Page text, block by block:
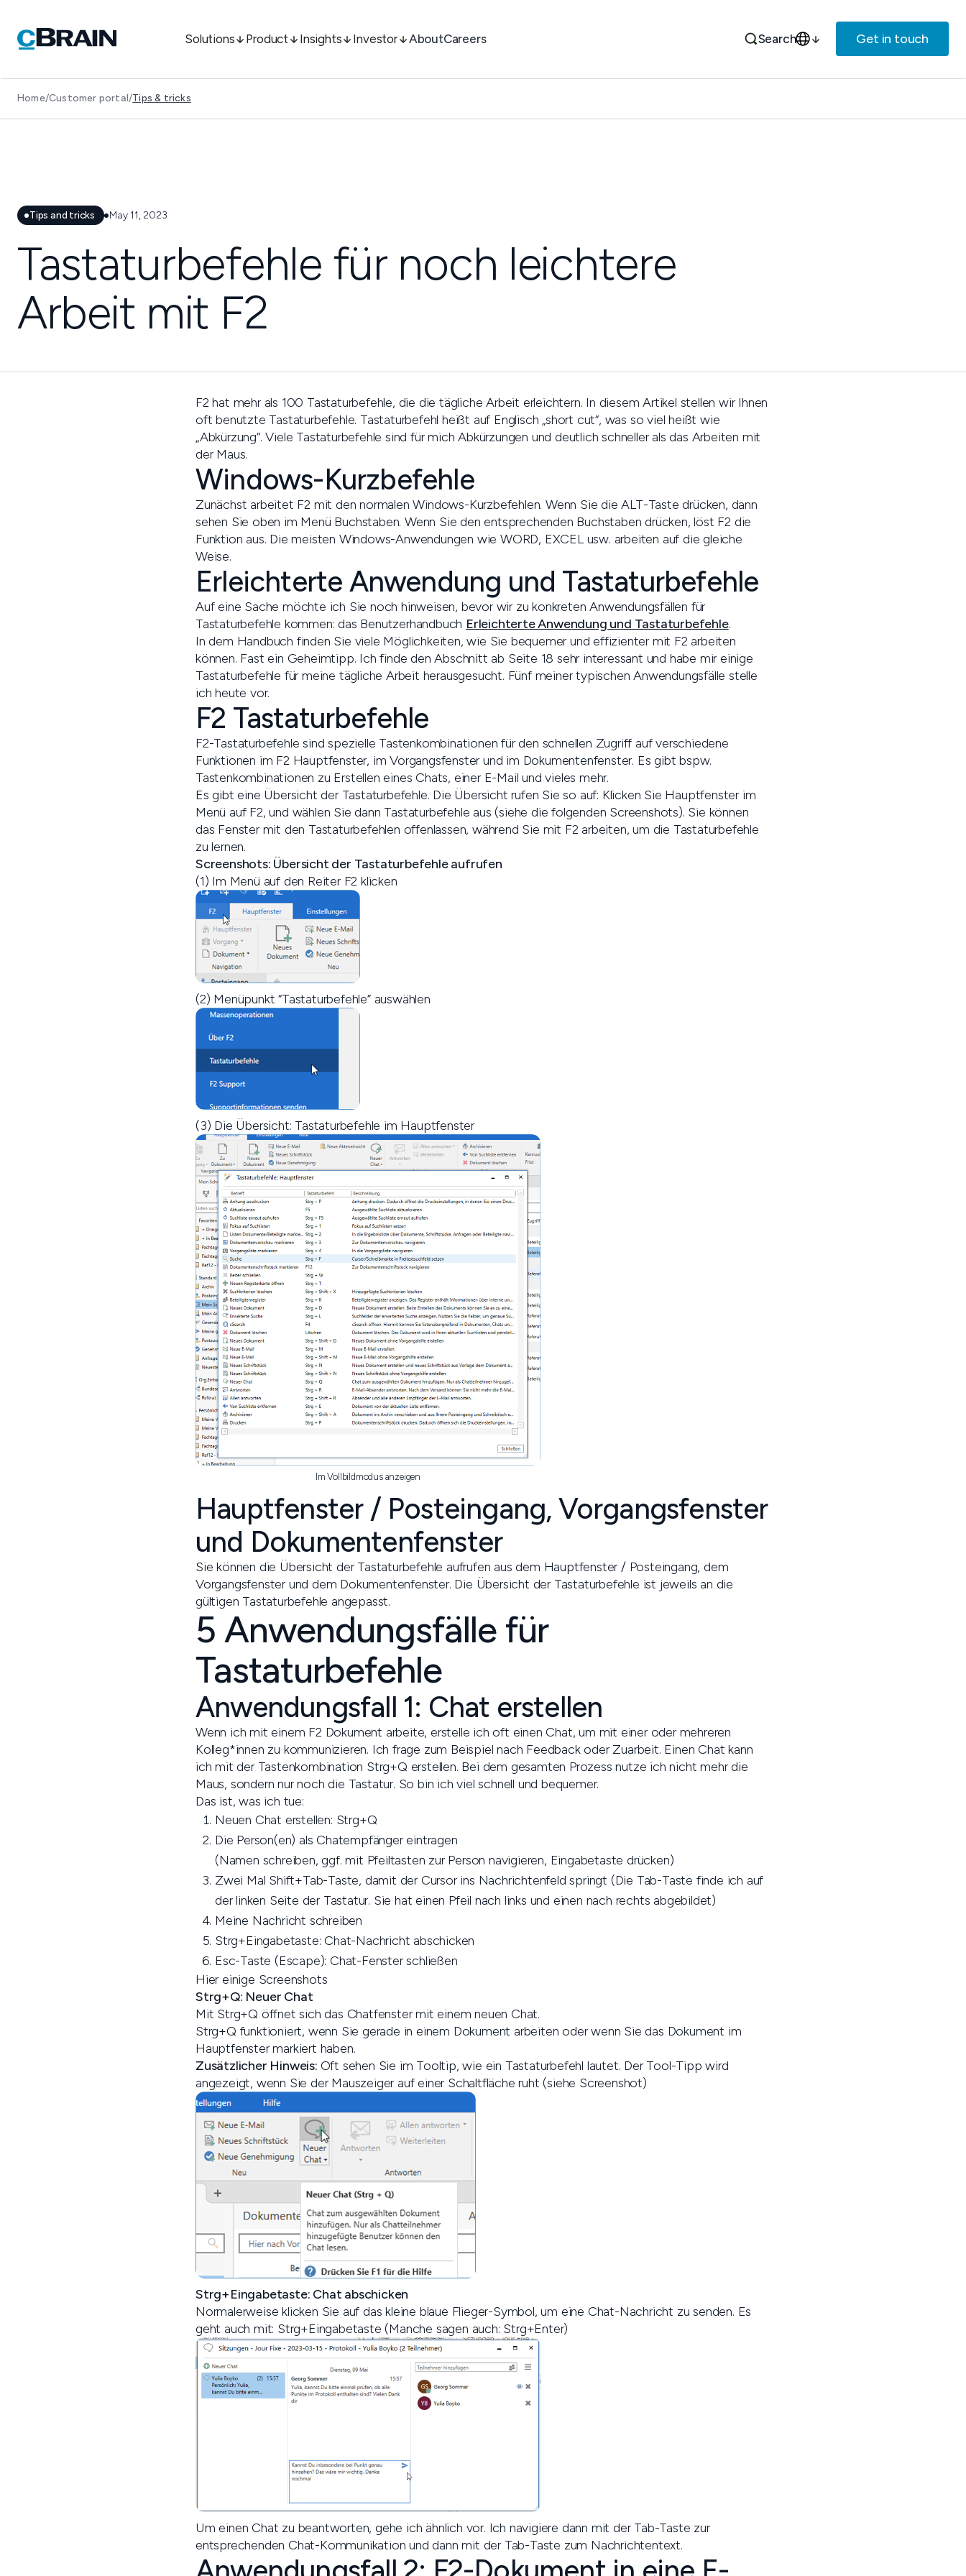
Solutions Product Insights Investor AboutCareers Search Get in touch
Home/Customer portal/Tips & tricks
Tips and tricks May 11, 2023
Tastaturbefehle für noch leichtere
Arbeit mit F2
F2 hat mehr als 100 Tastaturbefehle, die die tägliche Arbeit erleichtern. In diesem Artikel stellen wir Ihnen
oft benutzte Tastaturbefehle. Tastaturbefehl heißt auf Englisch „short cut“, was so viel heißt wie
„Abkürzung“. Viele Tastaturbefehle sind für mich Abkürzungen und deutlich schneller als das Arbeiten mit
der Maus.
Windows-Kurzbefehle
Zunächst arbeitet F2 mit den normalen Windows-Kurzbefehlen. Wenn Sie die ALT-Taste drücken, dann
sehen Sie oben im Menü Buchstaben. Wenn Sie den entsprechenden Buchstaben drücken, löst F2 die
Funktion aus. Die meisten Windows-Anwendungen wie WORD, EXCEL usw. arbeiten auf die gleiche
Weise.
Erleichterte Anwendung und Tastaturbefehle
Auf eine Sache möchte ich Sie noch hinweisen, bevor wir zu konkreten Anwendungsfällen für
Tastaturbefehle kommen: das Benutzerhandbuch Erleichterte Anwendung und Tastaturbefehle.
In dem Handbuch finden Sie viele Möglichkeiten, wie Sie bequemer und effizienter mit F2 arbeiten
können. Fast ein Geheimtipp. Ich finde den Abschnitt ab Seite 18 sehr interessant und habe mir einige
Tastaturbefehle für meine tägliche Arbeit herausgesucht. Fünf meiner typischen Anwendungsfälle stelle
ich heute vor.
F2 Tastaturbefehle
F2-Tastaturbefehle sind spezielle Tastenkombinationen für den schnellen Zugriff auf verschiedene
Funktionen im F2 Hauptfenster, im Vorgangsfenster und im Dokumentenfenster. Es gibt bspw.
Tastenkombinationen zu Erstellen eines Chats, einer E-Mail und vieles mehr.
Es gibt eine Übersicht der Tastaturbefehle. Die Übersicht rufen Sie so auf: Klicken Sie Hauptfenster im
Menü auf F2, und wählen Sie dann Tastaturbefehle aus (siehe die folgenden Screenshots). Sie können
das Fenster mit den Tastaturbefehlen offenlassen, während Sie mit F2 arbeiten, um die Tastaturbefehle
zu lernen.
Screenshots: Übersicht der Tastaturbefehle aufrufen
(1) Im Menü auf den Reiter F2 klicken
(2) Menüpunkt “Tastaturbefehle” auswählen
(3) Die Übersicht: Tastaturbefehle im Hauptfenster
Im Vollbildmodus anzeigen
Hauptfenster / Posteingang, Vorgangsfenster
und Dokumentenfenster
Sie können die Übersicht der Tastaturbefehle aufrufen aus dem Hauptfenster / Posteingang, dem
Vorgangsfenster und dem Dokumentenfenster. Die Übersicht der Tastaturbefehle ist jeweils an die
gültigen Tastaturbefehle angepasst.
5 Anwendungsfälle für
Tastaturbefehle
Anwendungsfall 1: Chat erstellen
Wenn ich mit einem F2 Dokument arbeite, erstelle ich oft einen Chat, um mit einer oder mehreren
Kolleg*innen zu kommunizieren. Ich frage zum Beispiel nach Feedback oder Zuarbeit. Einen Chat kann
ich mit der Tastenkombination Strg+Q erstellen. Bei dem gesamten Prozess nutze ich nicht mehr die
Maus, sondern nur noch die Tastatur. So bin ich viel schnell und bequemer.
Das ist, was ich tue:
Neuen Chat erstellen: Strg+Q
Die Person(en) als Chatempfänger eintragen
(Namen schreiben, ggf. mit Pfeiltasten zur Person navigieren, Eingabetaste drücken)
Zwei Mal Shift+Tab-Taste, damit der Cursor ins Nachrichtenfeld springt (Die Tab-Taste finde ich auf
der linken Seite der Tastatur. Sie hat einen Pfeil nach links und einen nach rechts abgebildet)
Meine Nachricht schreiben
Strg+Eingabetaste: Chat-Nachricht abschicken
Esc-Taste (Escape): Chat-Fenster schließen
Hier einige Screenshots
Strg+Q: Neuer Chat
Mit Strg+Q öffnet sich das Chatfenster mit einem neuen Chat.
Strg+Q funktioniert, wenn Sie gerade in einem Dokument arbeiten oder wenn Sie das Dokument im
Hauptfenster markiert haben.
Zusätzlicher Hinweis: Oft sehen Sie im Tooltip, wie ein Tastaturbefehl lautet. Der Tool-Tipp wird
angezeigt, wenn Sie der Mauszeiger auf einer Schaltfläche ruht (siehe Screenshot)
Strg+Eingabetaste: Chat abschicken
Normalerweise klicken Sie auf das kleine blaue Flieger-Symbol, um eine Chat-Nachricht zu senden. Es
geht auch mit: Strg+Eingabetaste (Manche sagen auch: Strg+Enter)
Um einen Chat zu beantworten, gehe ich ähnlich vor. Ich navigiere dann mit der Tab-Taste zur
entsprechenden Chat-Kommunikation und dann mit der Tab-Taste zum Nachrichtentext.